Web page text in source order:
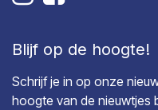
Blijf op de hoogte!
Schrijf je in op onze
hoogte van de nieuwtjes